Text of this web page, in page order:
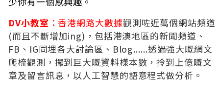
DV小教室 ：香港網路大數據觀測咗近萬個網站頻道
(而且不斷增加ing)，包括港澳地區的新聞頻道、
FB、IG同埋各大討論區、Blog......透過強大嘅網文
爬梳觀測，攞到巨大嘅資料樣本數，拎到上億嘅文
章及留言訊息，以人工智慧的語意程式做分析。